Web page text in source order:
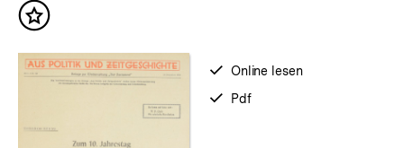
Inhalt
verfügbar
Online lesen
verfügbar
Pdf